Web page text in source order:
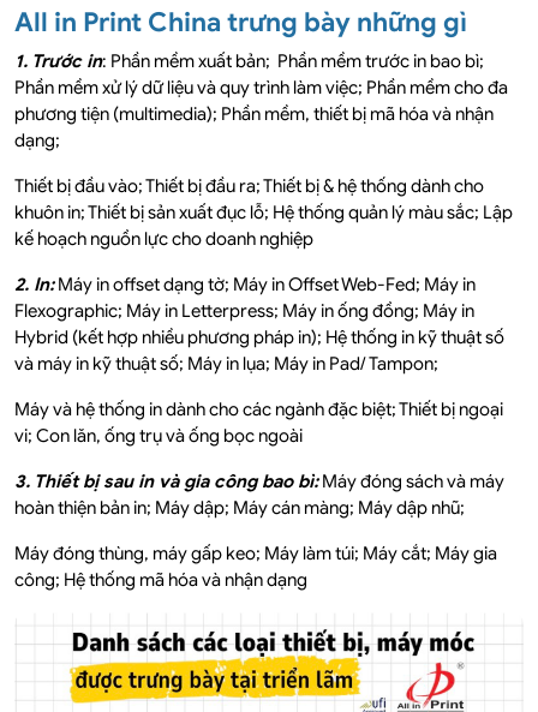
All in Print China trưng bày những gì
1. Trước in: Phần mềm xuất bản; Phần mềm trước in bao bì;
Phần mềm xử lý dữ liệu và quy trình làm việc; Phần mềm cho đa
phương tiện (multimedia); Phần mềm, thiết bị mã hóa và nhận
dạng;
Thiết bị đầu vào; Thiết bị đầu ra; Thiết bị & hệ thống dành cho
khuôn in; Thiết bị sản xuất đục lỗ; Hệ thống quản lý màu sắc; Lập
kế hoạch nguồn lực cho doanh nghiệp
2. In:Máy in offset dạng tờ; Máy in Offset Web-Fed; Máy in
Flexographic; Máy in Letterpress; Máy in ống đồng; Máy in
Hybrid (kết hợp nhiều phương pháp in); Hệ thống in kỹ thuật số
và máy in kỹ thuật số; Máy in lụa; Máy in Pad/ Tampon;
Máy và hệ thống in dành cho các ngành đặc biệt; Thiết bị ngoại
vi; Con lăn, ống trụ và ống bọc ngoài
3. Thiết bị sau in và gia công bao bì: Máy đóng sách và máy
hoàn thiện bản in; Máy dập; Máy cán màng; Máy dập nhũ;
Máy đóng thùng, máy gấp keo; Máy làm túi; Máy cắt; Máy gia
công; Hệ thống mã hóa và nhận dạng